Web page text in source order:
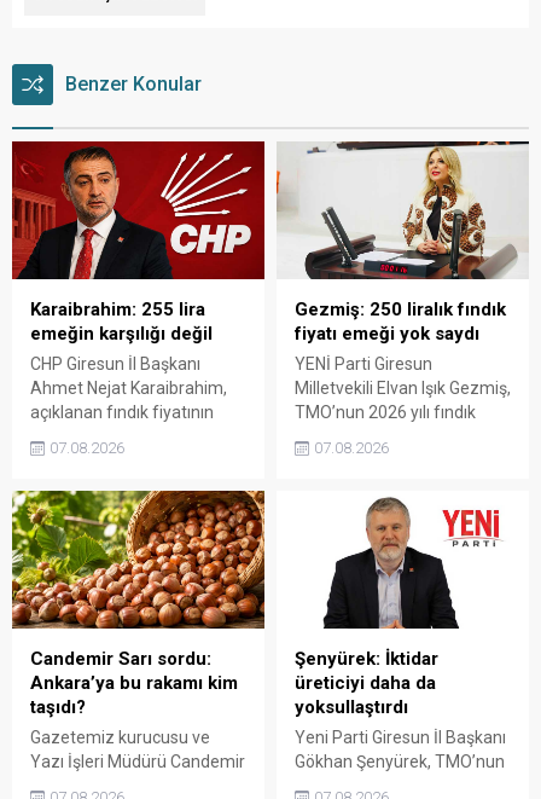
Benzer Konular
Karaibrahim: 255 lira
emeğin karşılığı değil
CHP Giresun İl Başkanı
Ahmet Nejat Karaibrahim,
açıklanan fındık fiyatının
artan üretim maliyetleri
karşısında yetersiz kaldığını
emeğinin korunmasını
istedi. Karaibrahim,
sürdürülebilir üretim için
fiyat politikasının yeniden
değerlendirilmesi gerektiğini
söyledi.
07.08.2026
Gezmiş: 250 liralık fındık
fiyatı emeği yok saydı
YENİ Parti Giresun
Milletvekili Elvan Işık Gezmiş,
TMO’nun 2026 yılı fındık
fiyatına sert tepki gösterdi.
Açıklanan rakamın üreticinin
karşılamadığını belirten
Gezmiş, “Üreticiyi yok
sayanı, günü geldiğinde
üretici de yok sayacaktır”
dedi.
07.08.2026
Candemir Sarı sordu:
Ankara’ya bu rakamı kim
taşıdı?
Gazetemiz kurucusu ve
Yazı İşleri Müdürü Candemir
Sarı, fındık fiyatı
Şenyürek: İktidar
üreticiyi daha da
yoksullaştırdı
Yeni Parti Giresun İl Başkanı
Gökhan Şenyürek, TMO’nun
Giresun kalite fındık için